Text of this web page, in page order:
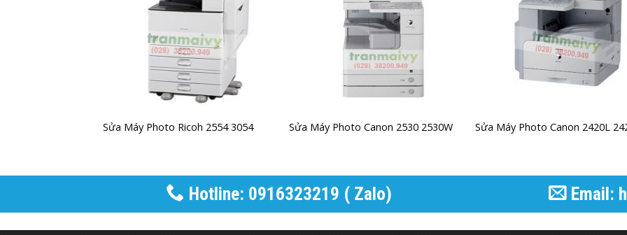
Sửa Máy Photo Ricoh 2554 3054 Sửa Máy Photo Canon 2530 2530W Sửa Máy Photo Canon 2420L
Hotline: 0916323219 ( Zalo) Email: